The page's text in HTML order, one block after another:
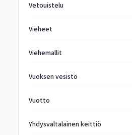
Vetouistelu
Vieheet
Viehemallit
Vuoksen vesistö
Vuotto
Yhdysvaltalainen keittiö